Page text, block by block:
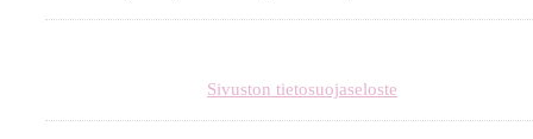
Sivuston tietosuojaseloste